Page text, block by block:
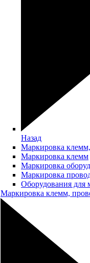
Назад
Маркировка
Маркировка клемм
Маркировка
Маркировка
Оборудования для
Маркировка клемм,